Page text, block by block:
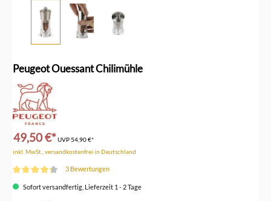
Peugeot Ouessant Chilimühle
49,50 €*UVP 54,90 €*
inkl. MwSt., versandkostenfrei in Deutschland
3 Bewertungen
Sofort versandfertig, Lieferzeit 1 - 2 Tage